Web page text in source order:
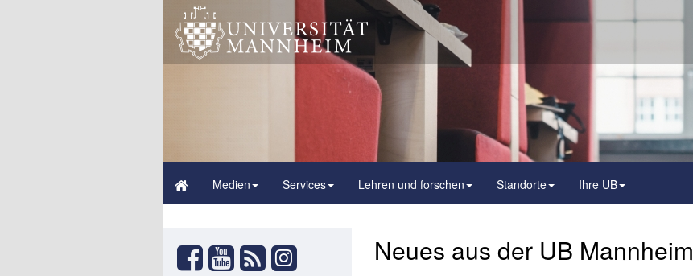
Medien Services Lehren und forschen Standorte Ihre UB
Neues aus der UB Mannheim